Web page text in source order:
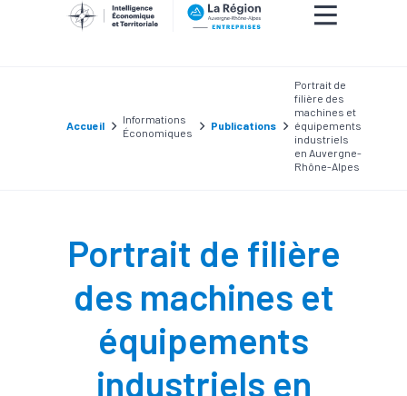
Accueil
Informations
Économiques
Publications
Portrait de
filière des
machines et
équipements
industriels
en Auvergne-
Rhône-Alpes
Portrait de filière
des machines et
équipements
industriels en